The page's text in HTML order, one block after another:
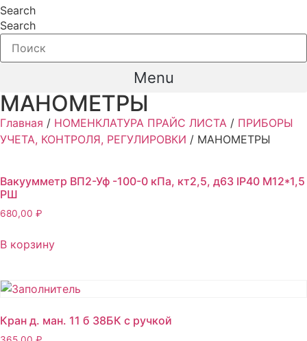
Search
Search
Menu
МАНОМЕТРЫ
Главная / НОМЕНКЛАТУРА ПРАЙС ЛИСТА / ПРИБОРЫ
УЧЕТА, КОНТРОЛЯ, РЕГУЛИРОВКИ / МАНОМЕТРЫ
Вакуумметр ВП2-Уф -100-0 кПа, кт2,5, д63 IP40 М12*1,5
РШ
680,00 ₽
В корзину
Кран д. ман. 11 б 38БК с ручкой